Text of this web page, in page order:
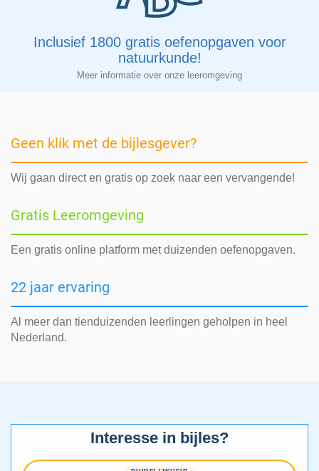
Inclusief 1800 gratis oefenopgaven voor
natuurkunde!
Meer informatie over onze leeromgeving
Geen klik met de bijlesgever?
Wij gaan direct en gratis op zoek naar een vervangende!
Gratis Leeromgeving
Een gratis online platform met duizenden oefenopgaven.
22 jaar ervaring
Al meer dan tienduizenden leerlingen geholpen in heel
Nederland.
Interesse in bijles?